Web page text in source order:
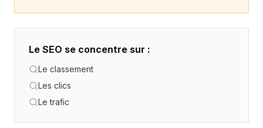
Le SEO se concentre sur :
Le classement
Les clics
Le trafic